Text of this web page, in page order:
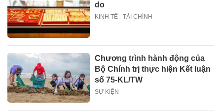
do
KINH TẾ - TÀI CHÍNH
Chương trình hành động của
Bộ Chính trị thực hiện Kết luận
số 75-KL/TW
SỰ KIỆN